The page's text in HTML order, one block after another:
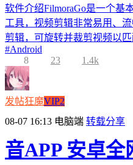
软件介绍FilmoraGo是一个基
工具，视频剪辑非常易用、
剪辑，可旋转并裁剪视频以
#Android
8
23 1.4k
发帖狂魔VIP2
08-07 16:13 电脑端 转载分享
音APP 安卓